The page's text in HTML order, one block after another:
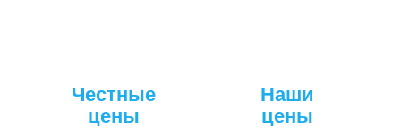
Честные
цены
Наши
цены